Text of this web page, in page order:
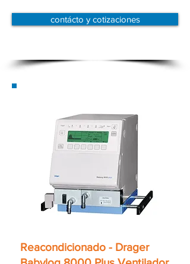
contácto y cotizaciones
Reacondicionado - Drager